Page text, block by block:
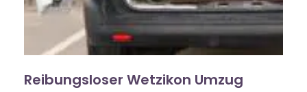
Reibungsloser Wetzikon Umzug